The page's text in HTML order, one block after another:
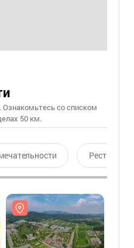
Ознакомьтесь со списком
50 км.
Ресторан